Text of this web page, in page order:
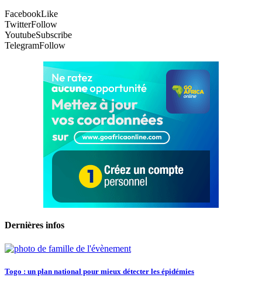
FacebookLike
TwitterFollow
YoutubeSubscribe
TelegramFollow
Dernières infos
Togo : un plan national pour mieux détecter les épidémies